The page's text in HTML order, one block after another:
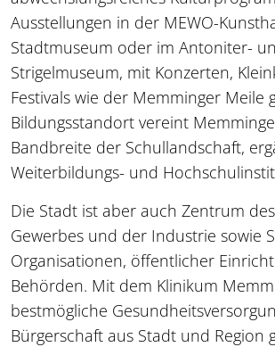
Ausstellungen in der MEWO-
Stadtmuseum oder im Antoniter-
Strigelmuseum, mit Konzerten,
Festivals wie der Memminger Meile
Bildungsstandort vereint
Bandbreite der Schullandschaft,
Weiterbildungs- und
Die Stadt ist aber auch Zentrum
Gewerbes und der Industrie sowie
Organisationen, öffentlicher
Behörden. Mit dem Klinikum
bestmögliche
Bürgerschaft aus Stadt und Region